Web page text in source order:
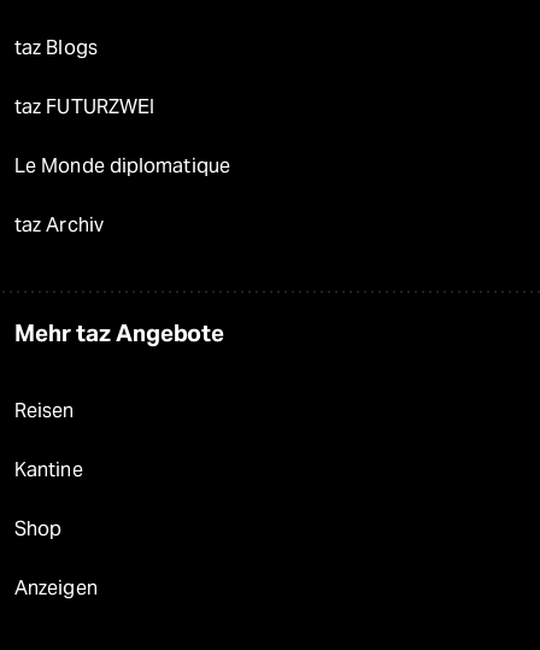
taz Blogs
taz FUTURZWEI
Le Monde diplomatique
taz Archiv
Mehr taz Angebote
Reisen
Kantine
Shop
Anzeigen